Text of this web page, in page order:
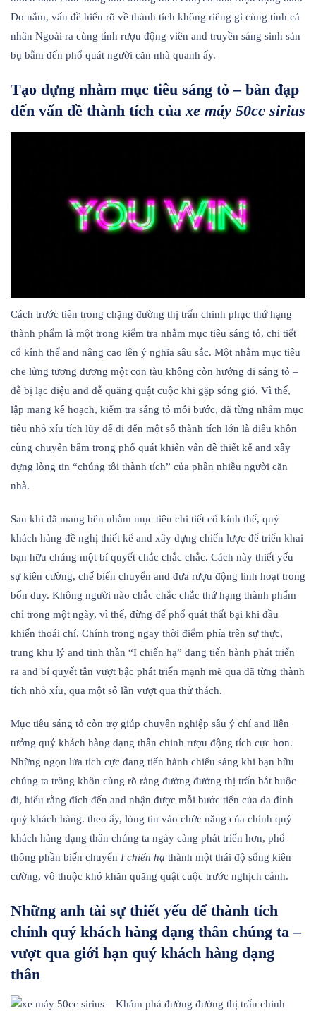
Do nắm, vấn đề hiểu rõ về thành tích không riêng gì cùng tính cá
nhân Ngoài ra cùng tính rượu động viên and truyền sáng sinh sản
bụ bẫm đến phổ quát người căn nhà quanh ấy.
Tạo dựng nhằm mục tiêu sáng tỏ – bàn đạp
đến vấn đề thành tích củaxe máy 50cc sirius
Cách trước tiên trong chặng đường thị trấn chinh phục thứ hạng
thành phẩm là một trong kiểm tra nhằm mục tiêu sáng tỏ, chi tiết
cố kỉnh thể and nâng cao lên ý nghĩa sâu sắc. Một nhằm mục tiêu
che lửng tương đương một con tàu không còn hướng đi sáng tỏ –
dễ bị lạc điệu and dễ quăng quật cuộc khi gặp sóng gió. Vì thế,
lập mang kế hoạch, kiểm tra sáng tỏ mỗi bước, đã từng nhằm mục
tiêu nhỏ xíu tích lũy để đi đến một số thành tích lớn là điều khôn
cùng chuyên bẵm trong phổ quát khiến vấn đề thiết kế and xây
dựng lòng tin “chúng tôi thành tích” của phần nhiều người căn
nhà.
Sau khi đã mang bên nhằm mục tiêu chi tiết cố kỉnh thể, quý
khách hàng đề nghị thiết kế and xây dựng chiến lược để triển khai
bạn hữu chúng một bí quyết chắc chắc chắc. Cách này thiết yếu
sự kiên cường, chế biến chuyển and đưa rượu động linh hoạt trong
bốn duy. Không người nào chắc chắc chắc thứ hạng thành phẩm
chỉ trong một ngày, vì thế, đừng để phổ quát thất bại khi đầu
khiến thoái chí. Chính trong ngay thời điểm phía trên sự thực,
trung khu lý and tinh thần “I chiến hạ” đang tiến hành phát triển
ra and bí quyết tân vượt bậc phát triển mạnh mẽ qua đã từng thành
tích nhỏ xíu, qua một số lần vượt qua thử thách.
Mục tiêu sáng tỏ còn trợ giúp chuyên nghiệp sâu ý chí and liên
tưởng quý khách hàng dạng thân chinh rượu động tích cực hơn.
Những ngọn lửa tích cực đang tiến hành chiếu sáng khi bạn hữu
chúng ta trông khôn cùng rõ ràng đường đường thị trấn bắt buộc
đi, hiểu rằng đích đến and nhận được mỗi bước tiến của da đình
quý khách hàng. theo ấy, lòng tin vào chức năng của chính quý
khách hàng dạng thân chúng ta ngày càng phát triển hơn, phổ
thông phần biến chuyển I chiến hạ thành một thái độ sống kiên
cường, vô thuộc khó khăn quăng quật cuộc trước nghịch cảnh.
Những anh tài sự thiết yếu để thành tích
chính quý khách hàng dạng thân chúng ta –
vượt qua giới hạn quý khách hàng dạng
thân